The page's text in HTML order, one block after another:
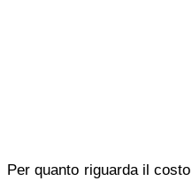
Per quanto riguarda il